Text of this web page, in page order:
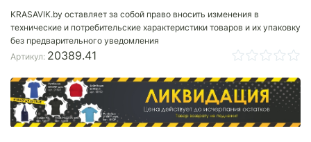
KRASAVIK.by оставляет за собой право вносить изменения в
технические и потребительские характеристики товаров и их упаковку
без предварительного уведомления
Артикул: 20389.41